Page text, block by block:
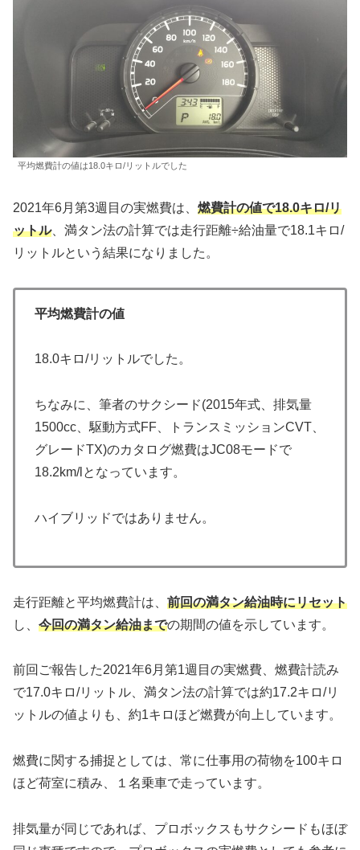
平均燃費計の値は18.0キロ/リットルでした
2021年6月第3週目の実燃費は、 燃費計の値で18.0キロ/リ
ットル、満タン法の計算では走行距離÷給油量で18.1キロ/
リットルという結果になりました。
平均燃費計の値
18.0キロ/リットルでした。
ちなみに、筆者のサクシード(2015年式、排気量
1500cc、駆動方式FF、トランスミッションCVT、
グレードTX)のカタログ燃費はJC08モードで
18.2km/lとなっています。
ハイブリッドではありません。
走行距離と平均燃費計は、 前回の満タン給油時にリセット
し、 今回の満タン給油までの期間の値を示しています。
前回ご報告した2021年6月第1週目の実燃費、燃費計読み
で17.0キロ/リットル、満タン法の計算では約17.2キロ/リ
ットルの値よりも、約1キロほど燃費が向上しています。
燃費に関する捕捉としては、常に仕事用の荷物を100キロ
ほど荷室に積み、１名乗車で走っています。
排気量が同じであれば、プロボックスもサクシードもほぼ